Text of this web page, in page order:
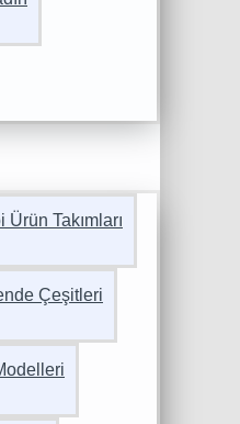
Takımları
Çeşitleri